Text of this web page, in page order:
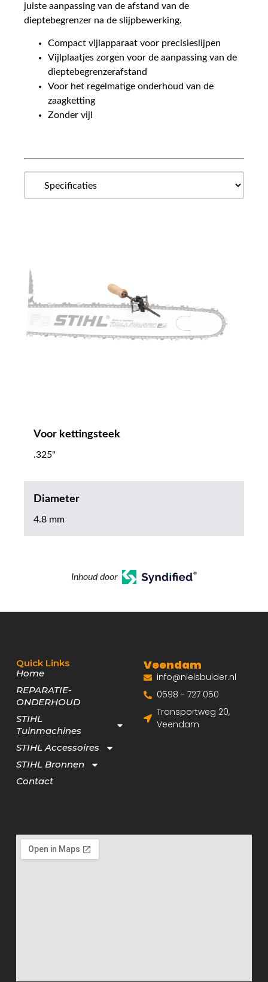
juiste aanpassing van de afstand van de
dieptebegrenzer na de slijpbewerking.
Compact vijlapparaat voor precisieslijpen
Vijlplaatjes zorgen voor de aanpassing van de
dieptebegrenzerafstand
Voor het regelmatige onderhoud van de
zaagketting
Zonder vijl
Voor kettingsteek
.325"
Diameter
4.8 mm
Inhoud door
Quick Links
Home
REPARATIE-
ONDERHOUD
STIHL
Tuinmachines
STIHL Accessoires
STIHL Bronnen
Contact
Veendam
info@nielsbulder.nl
0598 - 727 050
Transportweg 20,
Veendam